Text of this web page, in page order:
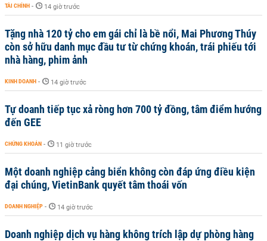
TÀI CHÍNH - 14 giờ trước
Tặng nhà 120 tỷ cho em gái chỉ là bề nổi, Mai Phương Thúy
còn sở hữu danh mục đầu tư từ chứng khoán, trái phiếu tới
nhà hàng, phim ảnh
KINH DOANH - 14 giờ trước
Tự doanh tiếp tục xả ròng hơn 700 tỷ đồng, tâm điểm hướng
đến GEE
CHỨNG KHOÁN - 11 giờ trước
Một doanh nghiệp cảng biển không còn đáp ứng điều kiện
đại chúng, VietinBank quyết tâm thoái vốn
DOANH NGHIỆP - 14 giờ trước
Doanh nghiệp dịch vụ hàng không trích lập dự phòng hàng